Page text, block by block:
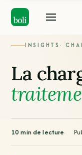
INSIGHTS ·
La
10 min de lecture